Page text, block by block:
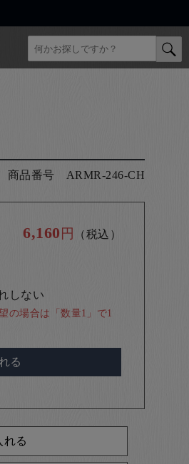
商品番号 ARMR-246-CH
6,160 円 （税込）
しない
の場合は「数量1」で1
る
れる